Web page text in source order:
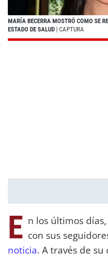
MARÍA BECERRA MOSTRÓ COMO SE
ESTADO DE SALUD | CAPTURA
E n los últimos días,
con sus
noticia. A través de